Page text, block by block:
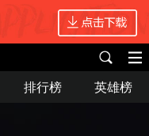
排行榜 英雄榜